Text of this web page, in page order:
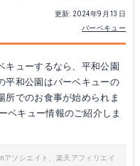
更新: 2024年9月13日
バーベキュー
キューするなら、平和公園
平和公園はバーベキューの
所でのお食事が始められま
ベキュー情報のご紹介しま
ソシエイト、楽天アフィリエイ